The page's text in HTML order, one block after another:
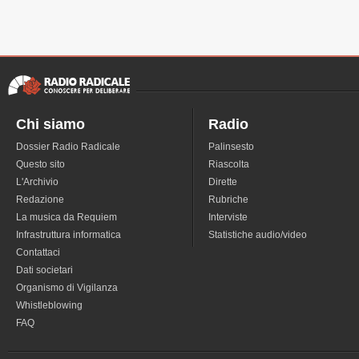
Chi siamo
Dossier Radio Radicale
Questo sito
L'Archivio
Redazione
La musica da Requiem
Infrastruttura informatica
Contattaci
Dati societari
Organismo di Vigilanza
Whistleblowing
FAQ
Radio
Palinsesto
Riascolta
Dirette
Rubriche
Interviste
Statistiche audio/video